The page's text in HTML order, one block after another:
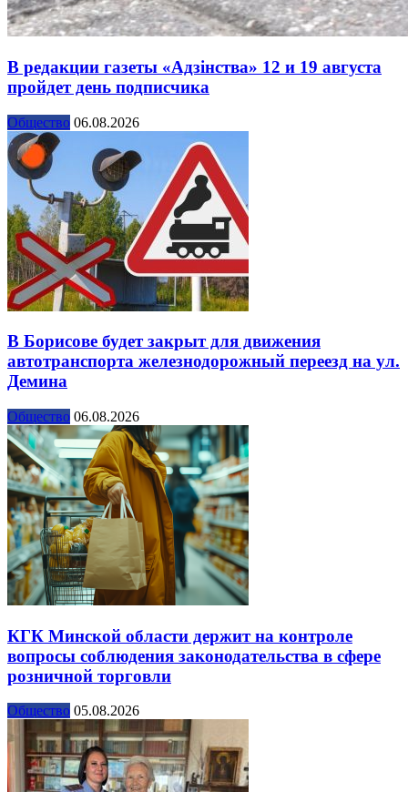
В редакции газеты «Адзінства» 12 и 19 августа
пройдет день подписчика
Общество 06.08.2026
В Борисове будет закрыт для движения
автотранспорта железнодорожный переезд на ул.
Демина
Общество 06.08.2026
КГК Минской области держит на контроле
вопросы соблюдения законодательства в сфере
розничной торговли
Общество 05.08.2026